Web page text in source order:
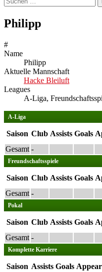
nach:
Philipp
#
Name
Philipp
Aktuelle Mannschaft
Hacke Bleiluft
Leagues
A-Liga,
A-Liga
Saison Club Assists Goals
Gesamt -
Freundschaftsspiele
Saison Club Assists Goals
Gesamt -
Pokal
Saison Club Assists Goals
Gesamt -
Komplette Karriere
Saison Assists Goals